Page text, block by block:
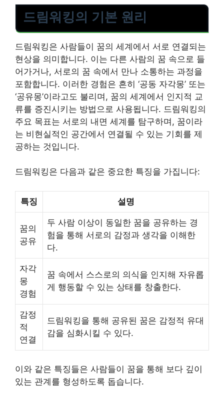
드림워킹의 기본 원리
드림워킹은 사람들이 꿈의 세계에서 서로 연결되는
현상을 의미합니다. 이는 다른 사람의 꿈 속으로 들
어가거나, 서로의 꿈 속에서 만나 소통하는 과정을
포함합니다. 이러한 경험은 흔히 ‘공동 자각몽’ 또는
‘공유몽’이라고도 불리며, 꿈의 세계에서 인지적 교
류를 증진시키는 방법으로 사용됩니다. 드림워킹의
주요 목표는 서로의 내면 세계를 탐구하며, 꿈이라
는 비현실적인 공간에서 연결될 수 있는 기회를 제
공하는 것입니다.
드림워킹은 다음과 같은 중요한 특징을 가집니다:
특징 설명
꿈의
공유
두 사람 이상이 동일한 꿈을 공유하는 경
험을 통해 서로의 감정과 생각을 이해한
다.
자각
몽
경험
꿈 속에서 스스로의 의식을 인지해 자유롭
게 행동할 수 있는 상태를 창출한다.
감정
적
연결
드림워킹을 통해 공유된 꿈은 감정적 유대
감을 심화시킬 수 있다.
이와 같은 특징들은 사람들이 꿈을 통해 보다 깊이
있는 관계를 형성하도록 돕습니다.